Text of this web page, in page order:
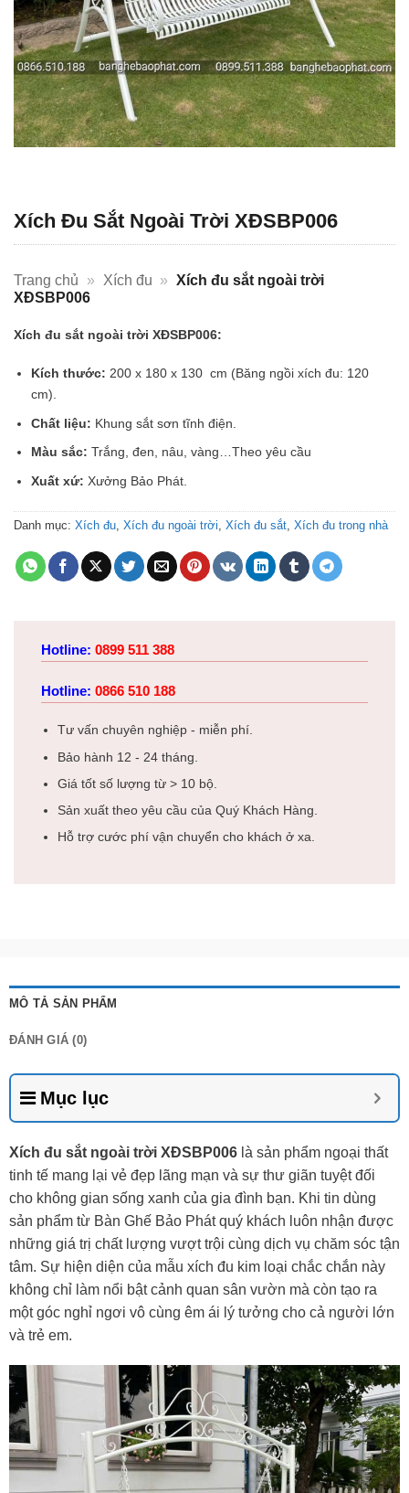
Xích Đu Sắt Ngoài Trời XĐSBP006
Trang chủ » Xích đu » Xích đu sắt ngoài trời
XĐSBP006
Xích đu sắt ngoài trời XĐSBP006:
Kích thước: 200 x 180 x 130 cm (Băng ngồi xích đu: 120
cm).
Chất liệu: Khung sắt sơn tĩnh điện.
Màu sắc: Trắng, đen, nâu, vàng…Theo yêu cầu
Xuất xứ: Xưởng Bảo Phát.
Danh mục: Xích đu Xích đu ngoài trời Xích đu sắt Xích đu trong nhà
Hotline: 0899 511 388
Hotline: 0866 510 188
Tư vấn chuyên nghiệp - miễn phí.
Bảo hành 12 - 24 tháng.
Giá tốt số lượng từ > 10 bộ.
Sản xuất theo yêu cầu của Quý Khách Hàng.
Hỗ trợ cước phí vận chuyển cho khách ở xa.
MÔ TẢ SẢN PHẨM
ĐÁNH GIÁ (0)
Mục lục
Xích đu sắt ngoài trời XĐSBP006 là sản phẩm ngoại thất
tinh tế mang lại vẻ đẹp lãng mạn và sự thư giãn tuyệt đối
cho không gian sống xanh của gia đình bạn. Khi tin dùng
sản phẩm từ Bàn Ghế Bảo Phát quý khách luôn nhận được
những giá trị chất lượng vượt trội cùng dịch vụ chăm sóc tận
tâm. Sự hiện diện của mẫu xích đu kim loại chắc chắn này
không chỉ làm nổi bật cảnh quan sân vườn mà còn tạo ra
một góc nghỉ ngơi vô cùng êm ái lý tưởng cho cả người lớn
và trẻ em.